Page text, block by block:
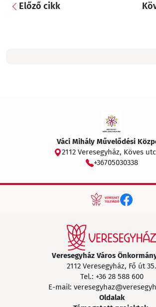
Előző cikk
Váci Mihály Művelődési
2112 Veresegyház, Köves
+36705030338
Veresegyház Város
2112 Veresegyház, Fő út 35.
Tel.: +36 28 588 600
E-mail:
Oldalak